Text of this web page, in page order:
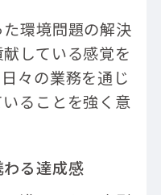
環境問題の解決
している感覚を
々の業務を通じ
ることを強く意
る達成感